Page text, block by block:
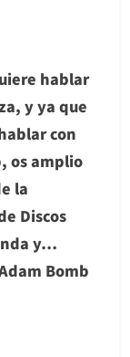
hablar
y ya que
con
os amplio
la
Discos
y…
Bomb